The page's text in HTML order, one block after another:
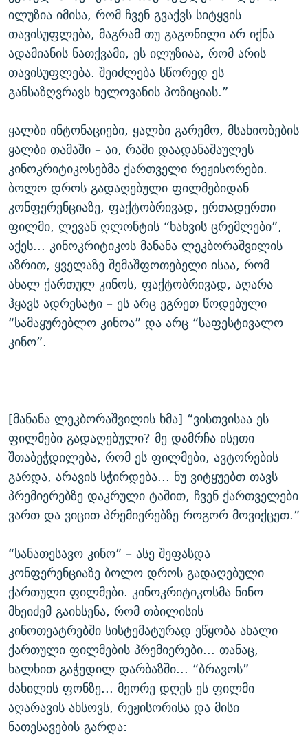
ილუზია იმისა, რომ ჩვენ გვაქვს სიტყვის
თავისუფლება, მაგრამ თუ გაგონილი არ იქნა
ადამიანის ნათქვამი, ეს ილუზიაა, რომ არის
თავისუფლება. შეიძლება სწორედ ეს
განსაზღვრავს ხელოვანის პოზიციას.”
ყალბი ინტონაციები, ყალბი გარემო, მსახიობების
ყალბი თამაში – აი, რაში დაადანაშაულეს
კინოკრიტიკოსებმა ქართველი რეჟისორები.
ბოლო დროს გადაღებული ფილმებიდან
კონფერენციაზე, ფაქტობრივად, ერთადერთი
ფილმი, ლევან ღლონტის “ხახვის ცრემლები”,
აქეს... კინოკრიტიკოს მანანა ლეკბორაშვილის
აზრით, ყველაზე შემაშფოთებელი ისაა, რომ
ახალ ქართულ კინოს, ფაქტობრივად, აღარა
ჰყავს ადრესატი – ეს არც ეგრეთ წოდებული
“სამაყურებლო კინოა” და არც “საფესტივალო
კინო”.
[მანანა ლეკბორაშვილის ხმა] “ვისთვისაა ეს
ფილმები გადაღებული? მე დამრჩა ისეთი
შთაბეჭდილება, რომ ეს ფილმები, ავტორების
გარდა, არავის სჭირდება... ნუ ვიტყუებთ თავს
პრემიერებზე დაკრული ტაშით, ჩვენ ქართველები
ვართ და ვიცით პრემიერებზე როგორ მოვიქცეთ.”
“სანათესავო კინო” – ასე შეფასდა
კონფერენციაზე ბოლო დროს გადაღებული
ქართული ფილმები. კინოკრიტიკოსმა ნინო
მხეიძემ გაიხსენა, რომ თბილისის
კინოთეატრებში სისტემატურად ეწყობა ახალი
ქართული ფილმების პრემიერები... თანაც,
ხალხით გაჭედილ დარბაზში... “ბრავოს”
ძახილის ფონზე... მეორე დღეს ეს ფილმი
აღარავის ახსოვს, რეჟისორისა და მისი
ნათესავების გარდა: